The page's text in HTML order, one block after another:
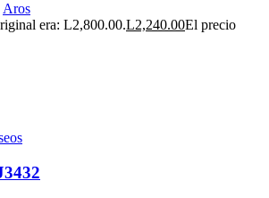
Aros
era: L2,800.00.L2,240.00El precio